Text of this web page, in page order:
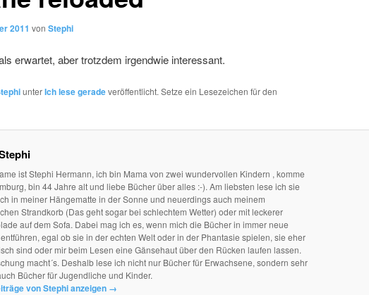
2011 von Stephi
erwartet, aber trotzdem irgendwie interessant.
unterIch lese geradeveröffentlicht. Setze ein Lesezeichen für den
ist Stephi Hermann, ich bin Mama von zwei wundervollen Kindern , komme
bin 44 Jahre alt und liebe Bücher über alles :-). Am liebsten lese ich sie
in meiner Hängematte in der Sonne und neuerdings auch meinem
Strandkorb (Das geht sogar bei schlechtem Wetter) oder mit leckerer
auf dem Sofa. Dabei mag ich es, wenn mich die Bücher in immer neue
egal ob sie in der echten Welt oder in der Phantasie spielen, sie eher
sind oder mir beim Lesen eine Gänsehaut über den Rücken laufen lassen.
macht´s. Deshalb lese ich nicht nur Bücher für Erwachsene, sondern sehr
Bücher für Jugendliche und Kinder.
von Stephi anzeigen →